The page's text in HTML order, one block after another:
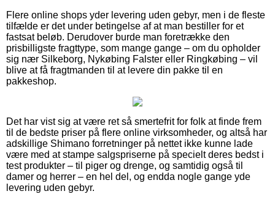
Flere online shops yder levering uden gebyr, men i de fleste
tilfælde er det under betingelse af at man bestiller for et
fastsat beløb. Derudover burde man foretrække den
prisbilligste fragttype, som mange gange – om du opholder
sig nær Silkeborg, Nykøbing Falster eller Ringkøbing – vil
blive at få fragtmanden til at levere din pakke til en
pakkeshop.
Det har vist sig at være ret så smertefrit for folk at finde frem
til de bedste priser på flere online virksomheder, og altså har
adskillige Shimano forretninger på nettet ikke kunne lade
være med at stampe salgspriserne på specielt deres bedst i
test produkter – til piger og drenge, og samtidig også til
damer og herrer – en hel del, og endda nogle gange yde
levering uden gebyr.